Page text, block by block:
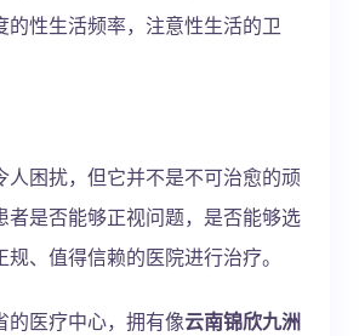
的性生活频率，注意性生活的卫
人困扰，但它并不是不可治愈的顽
者是否能够正视问题，是否能够选
、值得信赖的医院进行治疗。
的医疗中心，拥有像云南锦欣九洲